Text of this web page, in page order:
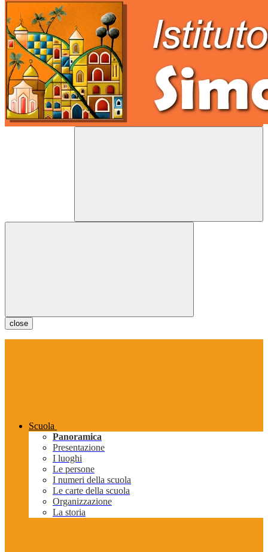
close
Scuola
Panoramica
Presentazione
I luoghi
Le persone
I numeri della scuola
Le carte della scuola
Organizzazione
La storia